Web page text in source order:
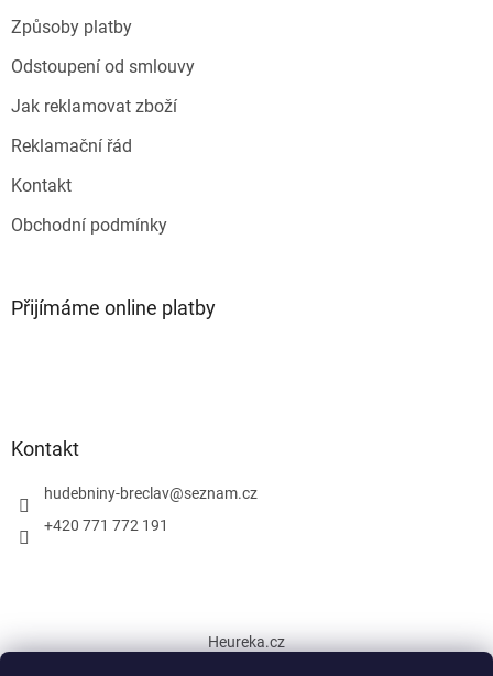
Způsoby platby
Odstoupení od smlouvy
Jak reklamovat zboží
Reklamační řád
Kontakt
Obchodní podmínky
Přijímáme online platby
Kontakt
hudebniny-breclav@seznam.cz
+420 771 772 191
Heureka.cz